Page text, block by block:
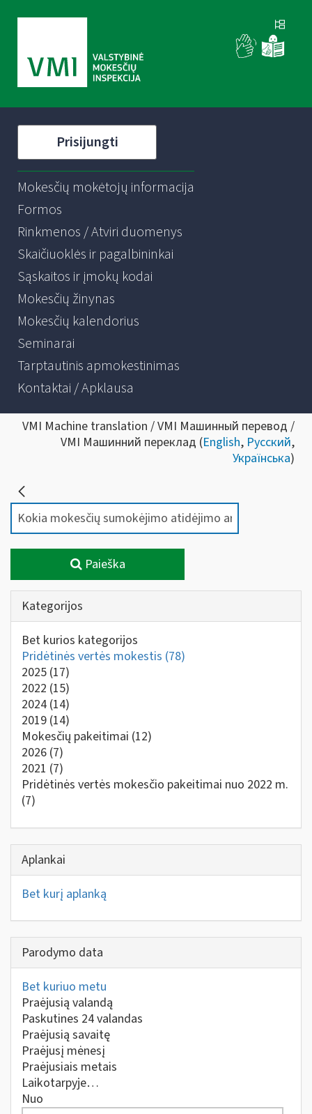
Prisijungti
Mokesčių mokėtojų informacija
Formos
Rinkmenos / Atviri duomenys
Skaičiuoklės ir pagalbininkai
Sąskaitos ir įmokų kodai
Mokesčių žinynas
Mokesčių kalendorius
Seminarai
Tarptautinis apmokestinimas
Kontaktai / Apklausa
VMI Machine translation / VMI Машинный перевод /
VMI Машинний переклад (English, Русский,
Українська)
Paieška
Kategorijos
Bet kurios kategorijos
Pridėtinės vertės mokestis (78)
2025 (17)
2022 (15)
2024 (14)
2019 (14)
Mokesčių pakeitimai (12)
2026 (7)
2021 (7)
Pridėtinės vertės mokesčio pakeitimai nuo 2022 m.
(7)
Aplankai
Bet kurį aplanką
Parodymo data
Bet kuriuo metu
Praėjusią valandą
Paskutines 24 valandas
Praėjusią savaitę
Praėjusį mėnesį
Praėjusiais metais
Laikotarpyje…
Nuo